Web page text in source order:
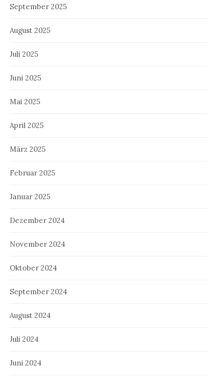
September 2025
August 2025
Juli 2025
Juni 2025
Mai 2025
April 2025
März 2025
Februar 2025
Januar 2025
Dezember 2024
November 2024
Oktober 2024
September 2024
August 2024
Juli 2024
Juni 2024